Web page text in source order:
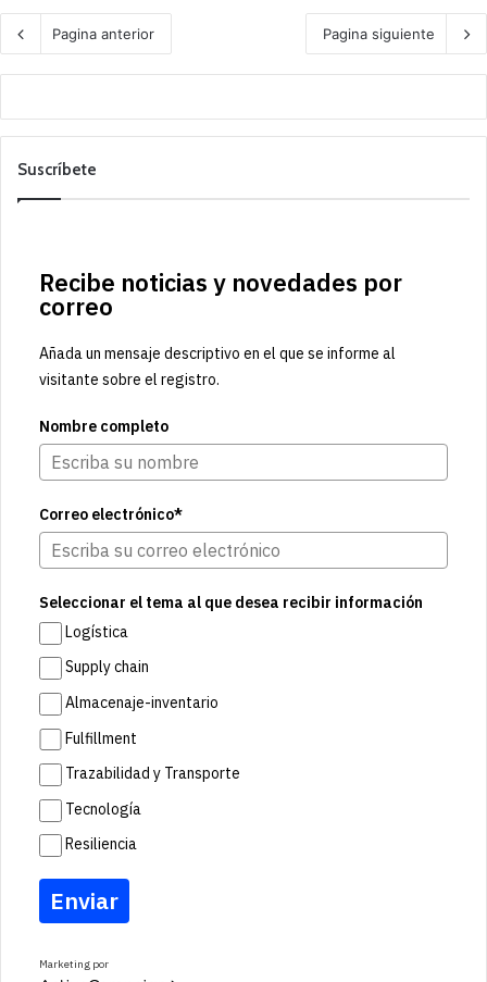
Pagina anterior Pagina siguiente
Suscríbete
Recibe noticias y novedades por
correo
Añada un mensaje descriptivo en el que se informe al
visitante sobre el registro.
Nombre completo
Correo electrónico*
Seleccionar el tema al que desea recibir información
Logística
Supply chain
Almacenaje-inventario
Fulfillment
Trazabilidad y Transporte
Tecnología
Resiliencia
Enviar
Marketing por